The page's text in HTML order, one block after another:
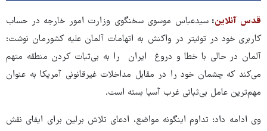
قدس آنلاین:سیدعباس موسوی سخنگوی وزارت امور خارجه در حساب
کاربری خود در توئیتر در واکنش به اتهامات آلمان علیه کشورمان نوشت:
آلمان⁩ در حالی با خطا و دروغ ⁧ ایران ⁩ را به بی‌ثبات کردن منطقه متهم
می‌کند که چشمان خود را در مقابل مداخلات غیرقانونی ⁧آمریکا⁩ به عنوان
مهم‌ترین عامل بی‌ثباتی غرب آسیا بسته است.
وی ادامه داد: تداوم اینگونه مواضع، ادعای تلاش برلین برای ایفای نقش